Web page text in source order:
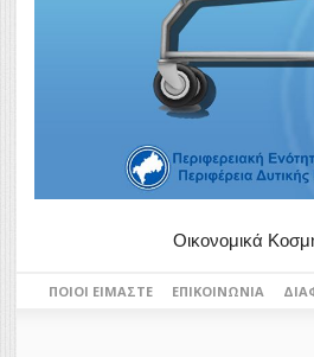
Οικονομικά
ΠΟΙΟΙ ΕΊΜΑΣΤΕ ΕΠΙΚΟΙΝΩΝΊΑ